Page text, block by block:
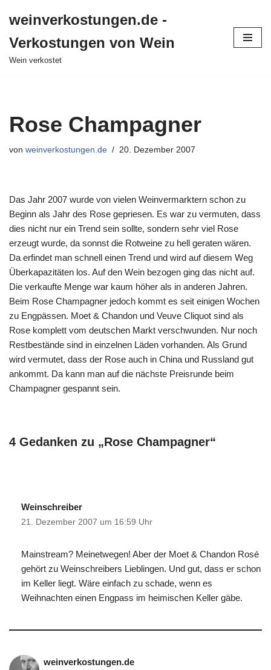
Inhalt
springen
weinverkostungen.de -
Verkostungen von Wein
Wein verkostet
Rose Champagner
von weinverkostungen.de 20. Dezember 2007
Das Jahr 2007 wurde von vielen Weinvermarktern schon zu
Beginn als Jahr des Rose gepriesen. Es war zu vermuten, dass
dies nicht nur ein Trend sein sollte, sondern sehr viel Rose
erzeugt wurde, da sonnst die Rotweine zu hell geraten wären.
Da erfindet man schnell einen Trend und wird auf diesem Weg
Überkapazitäten los. Auf den Wein bezogen ging das nicht auf.
Die verkaufte Menge war kaum höher als in anderen Jahren.
Beim Rose Champagner jedoch kommt es seit einigen Wochen
zu Engpässen. Moet & Chandon und Veuve Cliquot sind als
Rose komplett vom deutschen Markt verschwunden. Nur noch
Restbestände sind in einzelnen Läden vorhanden. Als Grund
wird vermutet, dass der Rose auch in China und Russland gut
ankommt. Da kann man auf die nächste Preisrunde beim
Champagner gespannt sein.
4 Gedanken zu „Rose Champagner“
Weinschreiber
21. Dezember 2007 um 16:59 Uhr
Mainstream? Meinetwegen! Aber der Moet & Chandon Rosé
gehört zu Weinschreibers Lieblingen. Und gut, dass er schon
im Keller liegt. Wäre einfach zu schade, wenn es
Weihnachten einen Engpass im heimischen Keller gäbe.
weinverkostungen.de